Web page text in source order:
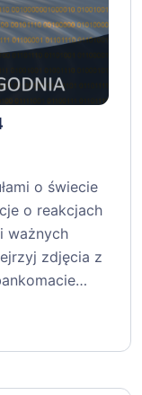
o świecie
o reakcjach
ważnych
zdjęcia z